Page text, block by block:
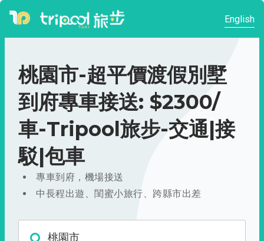
English
桃園市-超平價渡假別墅
到府專車接送: $2300/
車-Tripool旅步-交通|接
駁|包車
專車到府，機場接送
中長程出遊、閨蜜小旅行、跨縣市出差
桃園市